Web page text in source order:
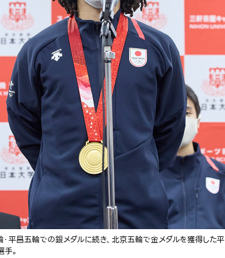
・平昌五輪での銀メダルに続き、北京五輪で金メダルを獲得した平
。